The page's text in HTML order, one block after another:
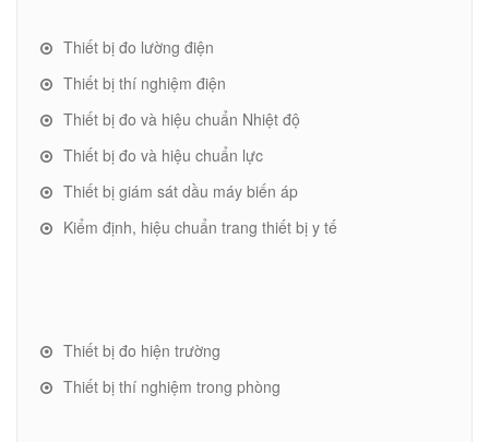
Thiết bị đo lường điện
Thiết bị thí nghiệm điện
Thiết bị đo và hiệu chuẩn Nhiệt độ
Thiết bị đo và hiệu chuẩn lực
Thiết bị giám sát dầu máy biến áp
Kiểm định, hiệu chuẩn trang thiết bị y tế
Thiết bị đo hiện trường
Thiết bị thí nghiệm trong phòng